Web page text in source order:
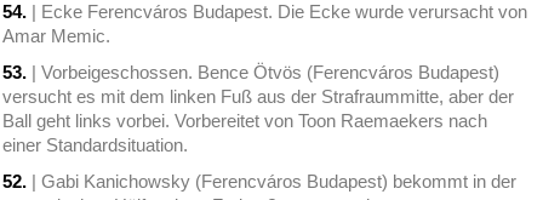
54. | Ecke Ferencváros Budapest. Die Ecke wurde verursacht von
Amar Memic.
53. | Vorbeigeschossen. Bence Ötvös (Ferencváros Budapest)
versucht es mit dem linken Fuß aus der Strafraummitte, aber der
Ball geht links vorbei. Vorbereitet von Toon Raemaekers nach
einer Standardsituation.
52. | Gabi Kanichowsky (Ferencváros Budapest) bekommt in der